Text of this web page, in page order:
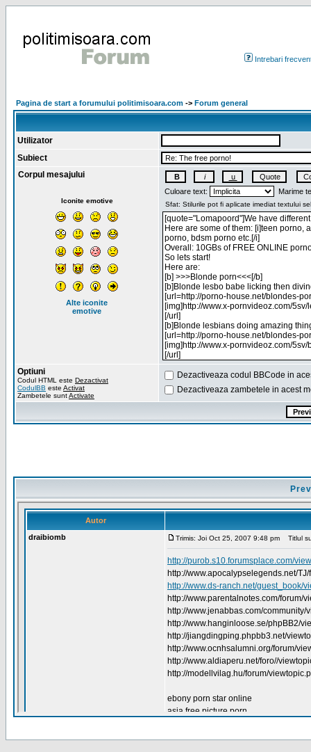
Intrebari
Pagina de start a forumului politimisoara.com -> Forum general
Utilizator
Subiect
Corpul mesajului
Iconite emotive
Alte iconite
emotive
Culoare text: Marime
Optiuni
Codul HTML este Dezactivat
CodulBB este Activat
Zambetele suntActivate
Dezactiveaza codul BBCode in
Dezactiveaza zambetele in acest